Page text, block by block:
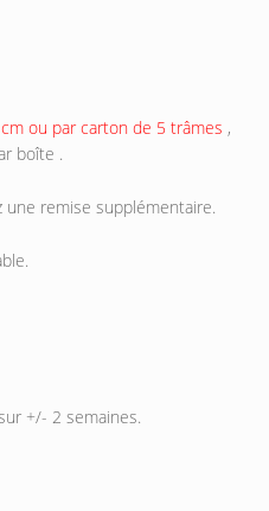
ou par carton de 5 trâmes ,
boîte .
une remise supplémentaire.
+/- 2 semaines.